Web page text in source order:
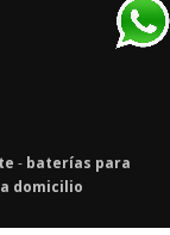
- baterías para
domicilio